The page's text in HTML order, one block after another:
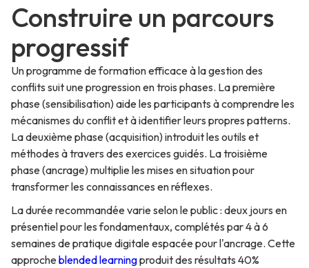
Construire un parcours
progressif
Un programme de formation efficace à la gestion des
conflits suit une progression en trois phases. La première
phase (sensibilisation) aide les participants à comprendre les
mécanismes du conflit et à identifier leurs propres patterns.
La deuxième phase (acquisition) introduit les outils et
méthodes à travers des exercices guidés. La troisième
phase (ancrage) multiplie les mises en situation pour
transformer les connaissances en réflexes.
La durée recommandée varie selon le public : deux jours en
présentiel pour les fondamentaux, complétés par 4 à 6
semaines de pratique digitale espacée pour l'ancrage. Cette
approcheblended learningproduit des résultats 40%